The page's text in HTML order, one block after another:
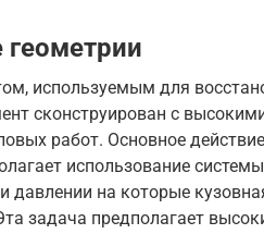
используемым для
сконструирован с
работ. Основное
использование
давлении на которые
задача предполагает